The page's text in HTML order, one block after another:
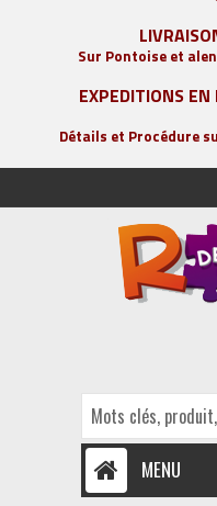
Sur Pontoise et
EXPEDITIONS
Détails et Procédure
MENU